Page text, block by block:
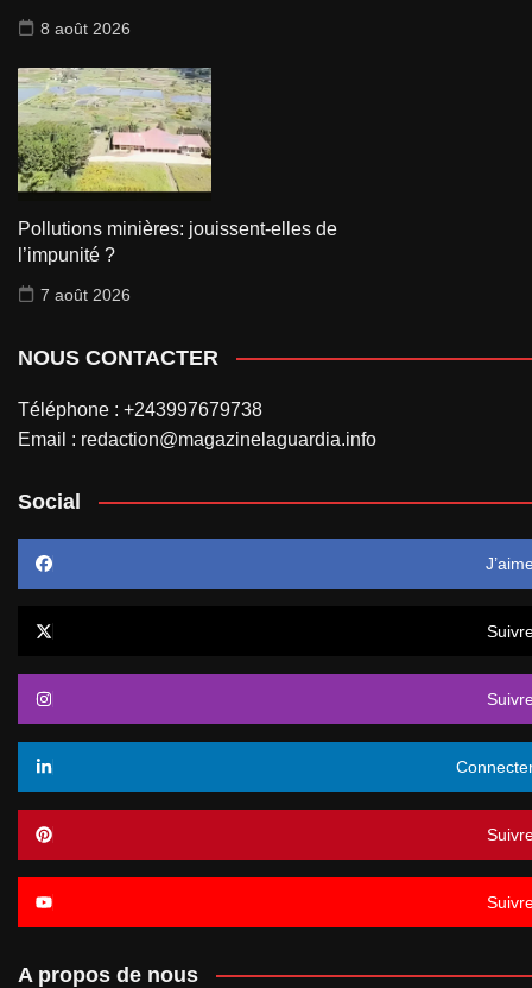
8 août 2026
Pollutions minières: jouissent-elles de
l’impunité ?
7 août 2026
NOUS CONTACTER
Téléphone : +243997679738
Email : redaction@magazinelaguardia.info
Social
A propos de nous